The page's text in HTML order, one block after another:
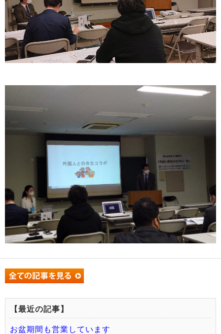
【最近の記事】
お盆期間も営業しています